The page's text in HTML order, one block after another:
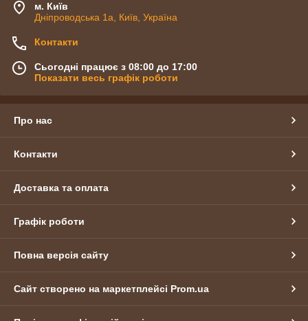
м. Київ
Дніпроводська 1а, Київ, Україна
Контакти
Сьогодні працює з 08:00 до 17:00
Показати весь графік роботи
Про нас
Контакти
Доставка та оплата
Графік роботи
Повна версія сайту
Сайт створено на маркетплейсі Prom.ua